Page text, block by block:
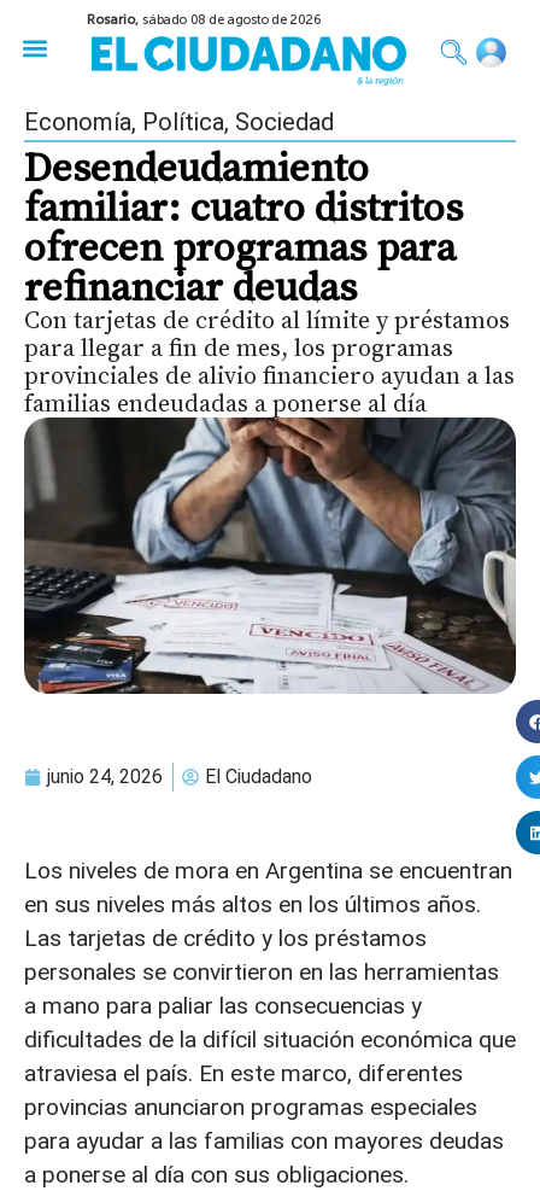
Rosario, sábado 08 de agosto de 2026
Economía, Política, Sociedad
Desendeudamiento
familiar: cuatro distritos
ofrecen programas para
refinanciar deudas
Con tarjetas de crédito al límite y préstamos
para llegar a fin de mes, los programas
provinciales de alivio financiero ayudan a las
familias endeudadas a ponerse al día
junio 24, 2026 El Ciudadano
Los niveles de mora en Argentina se encuentran
en sus niveles más altos en los últimos años.
Las tarjetas de crédito y los préstamos
personales se convirtieron en las herramientas
a mano para paliar las consecuencias y
dificultades de la difícil situación económica que
atraviesa el país. En este marco, diferentes
provincias anunciaron programas especiales
para ayudar a las familias con mayores deudas
a ponerse al día con sus obligaciones.